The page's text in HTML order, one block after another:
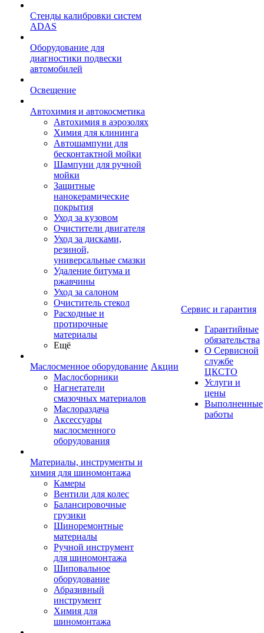
Стенды калибровки систем
ADAS
Оборудование для
диагностики подвески
автомобилей
Освещение
Автохимия и автокосметика
Автохимия в аэрозолях
Химия для клининга
Автошампуни для
бесконтактной мойки
Шампуни для ручной
мойки
Защитные
нанокерамические
покрытия
Уход за кузовом
Очистители двигателя
Уход за дисками,
резиной,
универсальные смазки
Удаление битума и
ржавчины
Уход за салоном
Очиститель стекол
Расходные и
протирочные
материалы
Ещё
Маслосменное оборудование
Маслосборники
Нагнетатели
смазочных материалов
Маслораздача
Аксессуары
маслосменного
оборудования
Материалы, инструменты и
химия для шиномонтажа
Камеры
Вентили для колес
Балансировочные
грузики
Шиноремонтные
материалы
Ручной инструмент
для шиномонтажа
Шиповальное
оборудование
Абразивный
инструмент
Химия для
шиномонтажа
Акции
Сервис и гарантия
Гарантийные
обязательства
О Сервисной
службе
ЦКСТО
Услуги и
цены
Выполненные
работы